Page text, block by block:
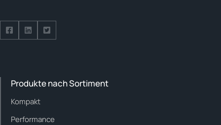
Folge uns auf Facebook
Folge uns auf LinkedIn
Folge uns auf Twitter
Produkte nach Sortiment
Kompakt
Performance